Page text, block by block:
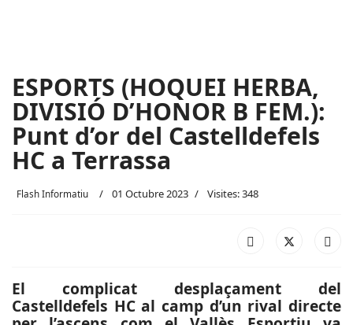
ESPORTS (HOQUEI HERBA,
DIVISIÓ D’HONOR B FEM.):
Punt d’or del Castelldefels
HC a Terrassa
Flash Informatiu 01 Octubre 2023 Visites: 348
El complicat desplaçament del
Castelldefels HC al camp d’un rival directe